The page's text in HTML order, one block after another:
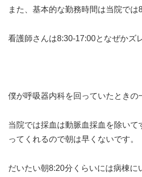
また、基本的な勤務時間は当院では
看護師さんは8:30-17:00となぜかズ
僕が呼吸器内科を回っていたときの
当院では採血は動脈血採血を除いて
ってくれるので朝は早くないです。
だいたい朝8:20分くらいには病棟に